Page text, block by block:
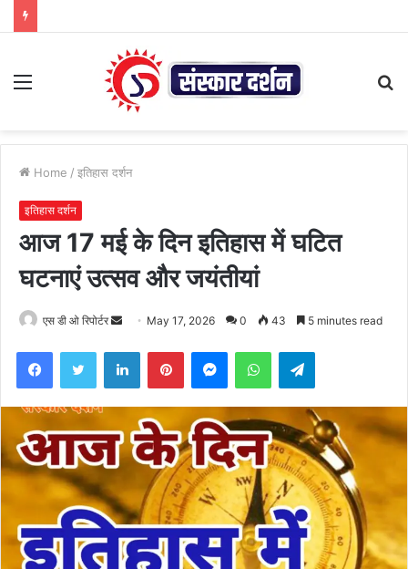
Menu
Home / इतिहास दर्शन
इतिहास दर्शन
आज 17 मई के दिन इतिहास में घटित
घटनाएं उत्सव और जयंतीयां
एस डी ओ रिपोर्टर
Send May 17, 2026 0 43 5 minutes read
FacebookTwitter LinkedInPinterestMessengerWhatsAppTelegram